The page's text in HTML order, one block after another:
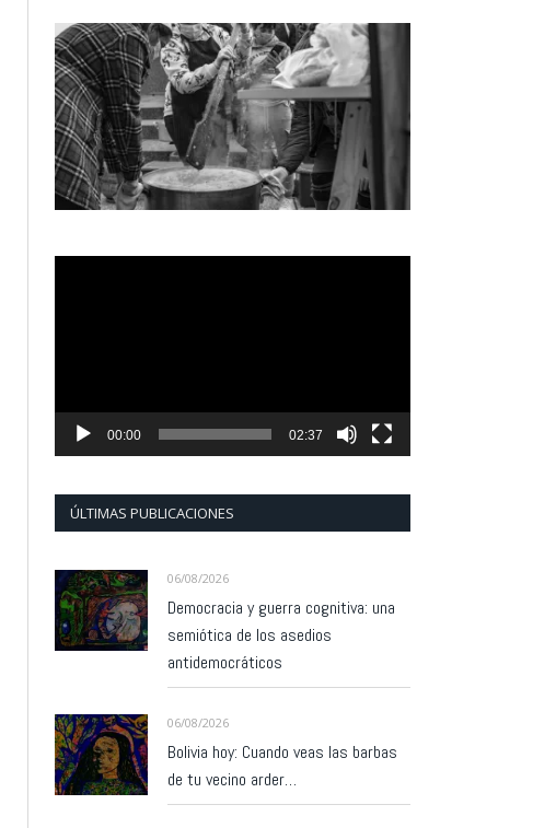
00:00 02:37
ÚLTIMAS PUBLICACIONES
06/08/2026
Democracia y guerra cognitiva: una
semiótica de los asedios
antidemocráticos
06/08/2026
Bolivia hoy: Cuando veas las barbas
de tu vecino arder…